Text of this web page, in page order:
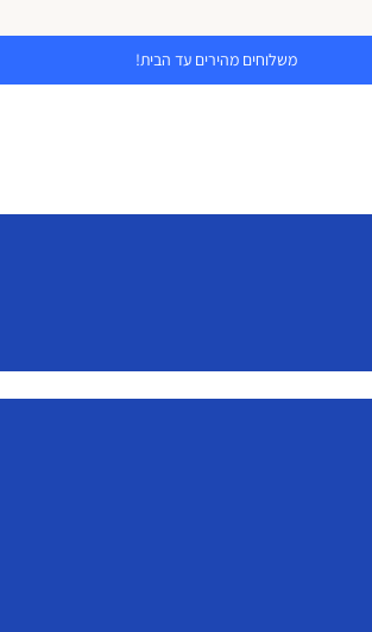
משלוחים מהירים עד הבית!